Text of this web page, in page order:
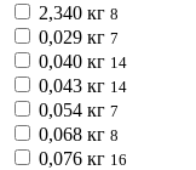
2,340 кг 8
0,029 кг 7
0,040 кг 14
0,043 кг 14
0,054 кг 7
0,068 кг 8
0,076 кг 16